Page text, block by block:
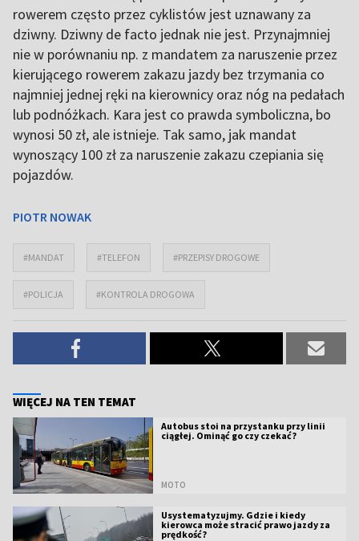
rowerem często przez cyklistów jest uznawany za
dziwny. Dziwny de facto jednak nie jest. Przynajmniej
nie w porównaniu np. z mandatem za naruszenie przez
kierującego rowerem zakazu jazdy bez trzymania co
najmniej jednej ręki na kierownicy oraz nóg na pedałach
lub podnóżkach. Kara jest co prawda symboliczna, bo
wynosi 50 zł, ale istnieje. Tak samo, jak mandat
wynoszący 100 zł za naruszenie zakazu czepiania się
pojazdów.
PIOTR NOWAK
#MANDAT #TELEFON #PRZEPISY DROGOWE
#POLICJA #KONTROLA DROGOWA
WIĘCEJ NA TEN TEMAT
Autobus stoi na przystanku przy linii
ciągłej. Ominąć go czy czekać?
MOTO
Usystematyzujmy. Gdzie i kiedy
kierowca może stracić prawo jazdy za
prędkość?